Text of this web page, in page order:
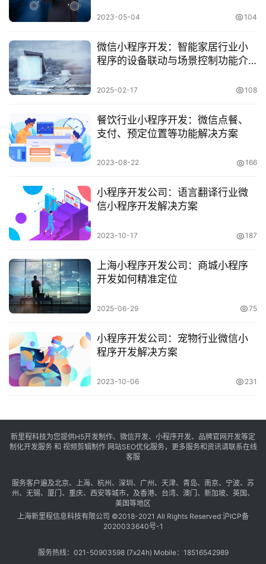
2023-05-04 104
微信小程序开发：智能家居行业小
程序的设备联动与场景控制功能介
2025-02-17 108
餐饮行业小程序开发：微信点餐、
支付、预定位置等功能解决方案
2023-08-22 166
小程序开发公司：语言翻译行业微
信小程序开发解决方案
2023-10-17 187
上海小程序开发公司：商城小程序
开发如何精准定位
2025-06-29 75
小程序开发公司：宠物行业微信小
程序开发解决方案
2023-10-06 231
新里程科技为您提供H5开发制作、微信开发、小程序开发、品牌官网开发等定
制化开发服务 和 视频剪辑制作 网站SEO优化服务，更多服务和资讯请联系在线
客服
服务客户遍及北京、 上海、 杭州 、 深圳 、 广州 、 天津、 青岛、 南京、 宁波、 苏
州 、 无锡、 厦门 、 重庆、 西安等城市，及香港、 台湾、 澳门 、 新加坡、 英国 、
美国等地区
上海新里程信息科技有限公司 ©2018-2021 All Rights Reserved 沪ICP备
2020033640号-1
服务热线：021-50903598 (7x24h) Mobile：18516542989